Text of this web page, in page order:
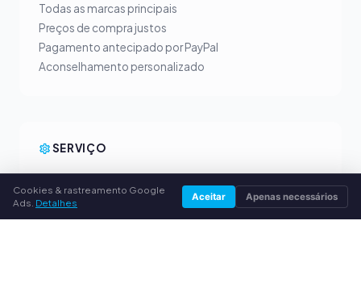
Todas as marcas principais
Preços de compra justos
Pagamento antecipado por PayPal
Aconselhamento personalizado
SERVIÇO
Política de privacidade
Dados da empresa
Cookies & rastreamento Google
Ads. Detalhes Aceitar Apenas necessários